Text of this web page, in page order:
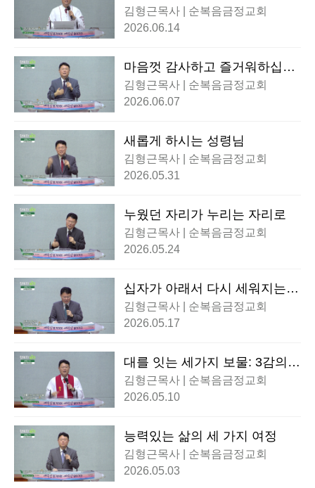
김형근목사 | 순복음금정교회
2026.06.14
마음껏 감사하고 즐거워하십시
오
김형근목사 | 순복음금정교회
2026.06.07
새롭게 하시는 성령님
김형근목사 | 순복음금정교회
2026.05.31
누웠던 자리가 누리는 자리로
김형근목사 | 순복음금정교회
2026.05.24
십자가 아래서 다시 세워지는
가족
김형근목사 | 순복음금정교회
2026.05.17
대를 잇는 세가지 보물: 3감의
신앙
김형근목사 | 순복음금정교회
2026.05.10
능력있는 삶의 세 가지 여정
김형근목사 | 순복음금정교회
2026.05.03